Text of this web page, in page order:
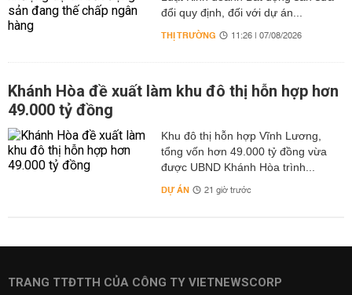
đổi quy định, đối với dự án...
THỊ TRƯỜNG 11:26 | 07/08/2026
Khánh Hòa đề xuất làm khu đô thị hỗn hợp hơn
49.000 tỷ đồng
Khu đô thị hỗn hợp Vĩnh Lương,
tổng vốn hơn 49.000 tỷ đồng vừa
được UBND Khánh Hòa trình...
DỰ ÁN 21 giờ trước
TRANG TTĐTTH CỦA CÔNG TY VIETNEWSCORP